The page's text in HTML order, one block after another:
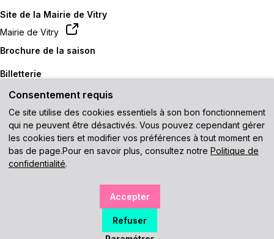
Consentement requis
Ce site utilise des cookies essentiels à son bon fonctionnement
qui ne peuvent être désactivés. Vous pouvez cependant gérer
les cookies tiers et modifier vos préférences à tout moment en
bas de page.Pour en savoir plus, consultez notre Politique de
confidentialité.
Accepter
Refuser
Site de la Mairie de Vitry
Mairie de Vitry
Brochure de la saison
Billetterie
Contactez-nous
Venir au théâtre
Recevez notre newsletter
communications électroniques du théâtre.
Mentions légalesDonnées personnelles
Accessibilité : non conforme